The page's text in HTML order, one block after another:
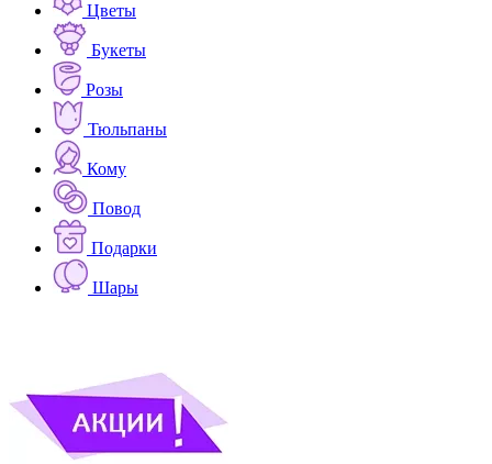
Цветы
Букеты
Розы
Тюльпаны
Кому
Повод
Подарки
Шары